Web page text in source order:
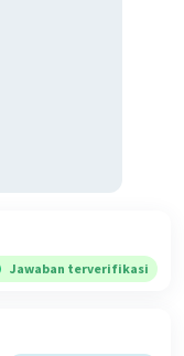
Jawaban terverifikasi